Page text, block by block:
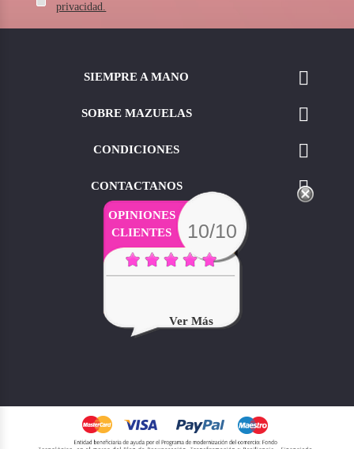
privacidad.
SIEMPRE A MANO 
SOBRE MAZUELAS 
CONDICIONES 
CONTACTANOS 
OPINIONES
CLIENTES
10/10
Ver Más